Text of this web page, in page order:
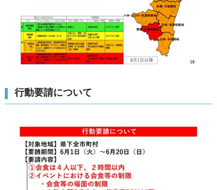
行動要請について